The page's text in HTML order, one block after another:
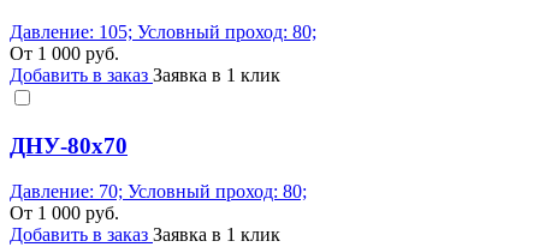
Давление: 105; Условный проход: 80;
От 1 000 руб.
Добавить в заказ Заявка в 1 клик
ДНУ-80х70
Давление: 70; Условный проход: 80;
От 1 000 руб.
Добавить в заказ Заявка в 1 клик